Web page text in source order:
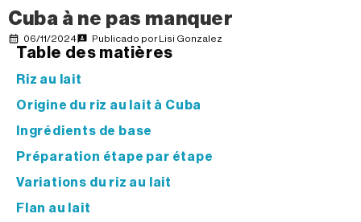
Cuba à ne pas manquer
06/11/2024 Publicado porLisi Gonzalez
Table des matières
Riz au lait
Origine du riz au lait à Cuba
Ingrédients de base
Préparation étape par étape
Variations du riz au lait
Flan au lait